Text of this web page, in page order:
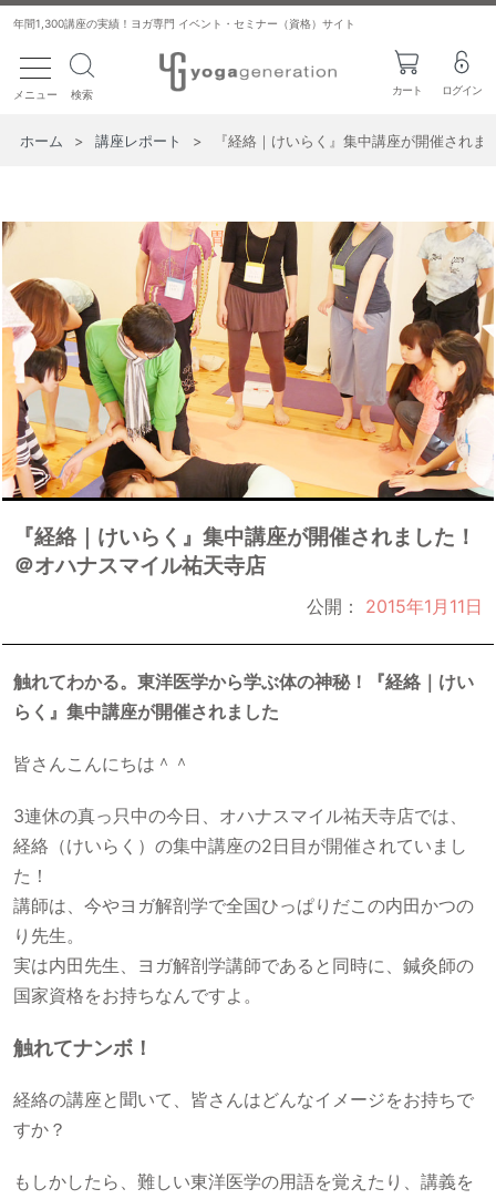
年間1,300講座の実績！ヨガ専門 イベント・セミナー（資格）サイト
toggle navigation
メニュー 検索 カート ログイン
ホーム > 講座レポート > 『経絡｜けいらく』集中講座が開催され
『経絡｜けいらく』集中講座が開催されました！
＠オハナスマイル祐天寺店
公開： 2015年1月11日
触れてわかる。東洋医学から学ぶ体の神秘！『経絡｜けい
らく』集中講座が開催されました
皆さんこんにちは＾＾
3連休の真っ只中の今日、オハナスマイル祐天寺店では、
経絡（けいらく）の集中講座の2日目が開催されていまし
た！
講師は、今やヨガ解剖学で全国ひっぱりだこの内田かつの
り先生。
実は内田先生、ヨガ解剖学講師であると同時に、鍼灸師の
国家資格をお持ちなんですよ。
触れてナンボ！
経絡の講座と聞いて、皆さんはどんなイメージをお持ちで
すか？
もしかしたら、難しい東洋医学の用語を覚えたり、講義を